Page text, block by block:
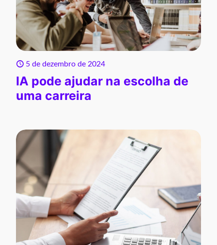
5 de dezembro de 2024
IA pode ajudar na escolha de
uma carreira